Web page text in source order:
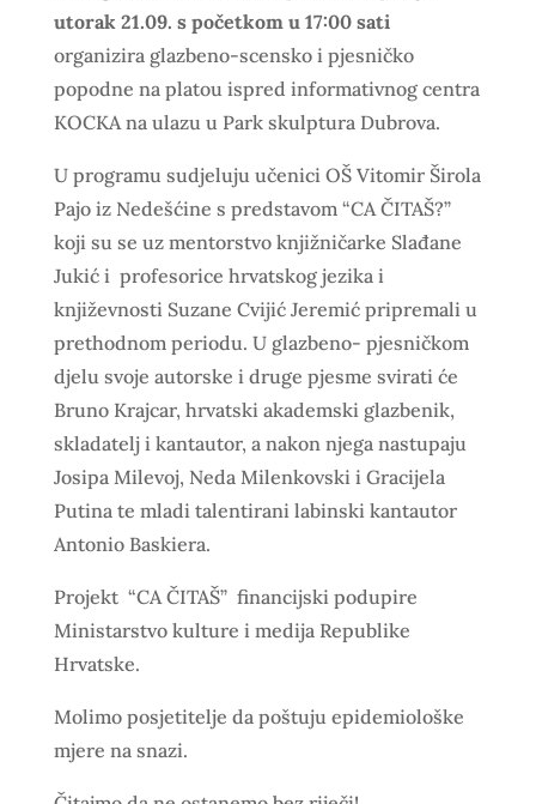
utorak 21.09. s početkom u 17:00 sati
organizira glazbeno-scensko i pjesničko
popodne na platou ispred informativnog centra
KOCKA na ulazu u Park skulptura Dubrova.
U programu sudjeluju učenici OŠ Vitomir Širola
Pajo iz Nedešćine s predstavom “CA ČITAŠ?”
koji su se uz mentorstvo knjižničarke Slađane
Jukić i profesorice hrvatskog jezika i
književnosti Suzane Cvijić Jeremić pripremali u
prethodnom periodu. U glazbeno- pjesničkom
djelu svoje autorske i druge pjesme svirati će
Bruno Krajcar, hrvatski akademski glazbenik,
skladatelj i kantautor, a nakon njega nastupaju
Josipa Milevoj, Neda Milenkovski i Gracijela
Putina te mladi talentirani labinski kantautor
Antonio Baskiera.
Projekt “CA ČITAŠ” financijski podupire
Ministarstvo kulture i medija Republike
Hrvatske.
Molimo posjetitelje da poštuju epidemiološke
mjere na snazi.